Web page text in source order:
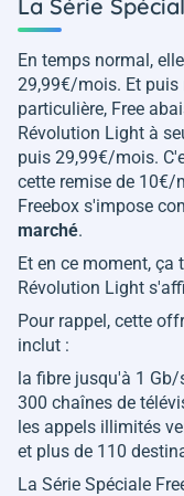
La Série
En temps normal,
29,99€/mois. Et puis
particulière, Free
Révolution Light à
puis 29,99€/mois.
cette remise de
Freebox s'impose
marché.
Et en ce moment, ça
Révolution Light
Pour rappel, cette
inclut :
la fibre jusqu'à 1
300 chaînes de
les appels illimités
et plus de 110
La Série Spéciale